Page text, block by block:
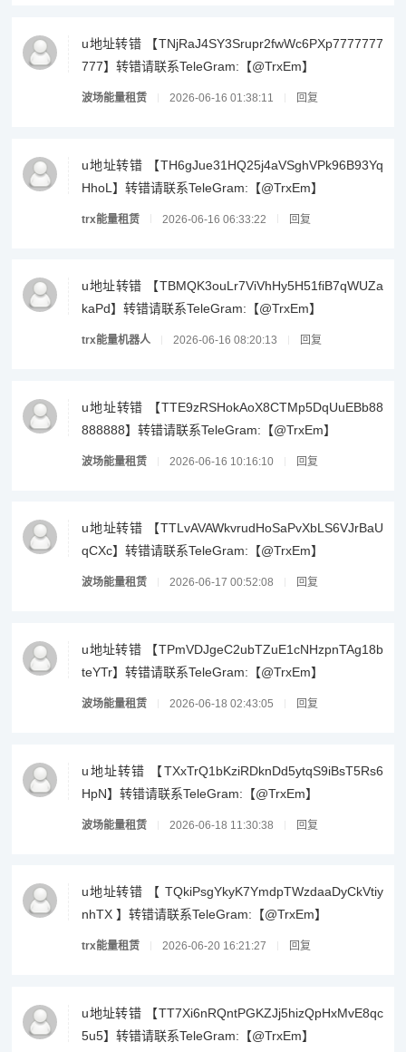
u地址转错 【TNjRaJ4SY3Srupr2fwWc6PXp7777777
777】转错请联系TeleGram:【@TrxEm】
波场能量租赁 2026-06-16 01:38:11 回复
u地址转错 【TH6gJue31HQ25j4aVSghVPk96B93Yq
HhoL】转错请联系TeleGram:【@TrxEm】
trx能量租赁 2026-06-16 06:33:22 回复
u地址转错 【TBMQK3ouLr7ViVhHy5H51fiB7qWUZa
kaPd】转错请联系TeleGram:【@TrxEm】
trx能量机器人 2026-06-16 08:20:13 回复
u地址转错 【TTE9zRSHokAoX8CTMp5DqUuEBb88
888888】转错请联系TeleGram:【@TrxEm】
波场能量租赁 2026-06-16 10:16:10 回复
u地址转错 【TTLvAVAWkvrudHoSaPvXbLS6VJrBaU
qCXc】转错请联系TeleGram:【@TrxEm】
波场能量租赁 2026-06-17 00:52:08 回复
u地址转错 【TPmVDJgeC2ubTZuE1cNHzpnTAg18b
teYTr】转错请联系TeleGram:【@TrxEm】
波场能量租赁 2026-06-18 02:43:05 回复
u地址转错 【TXxTrQ1bKziRDknDd5ytqS9iBsT5Rs6
HpN】转错请联系TeleGram:【@TrxEm】
波场能量租赁 2026-06-18 11:30:38 回复
u地址转错 【 TQkiPsgYkyK7YmdpTWzdaaDyCkVtiy
nhTX 】转错请联系TeleGram:【@TrxEm】
trx能量租赁 2026-06-20 16:21:27 回复
u地址转错 【TT7Xi6nRQntPGKZJj5hizQpHxMvE8qc
5u5】转错请联系TeleGram:【@TrxEm】